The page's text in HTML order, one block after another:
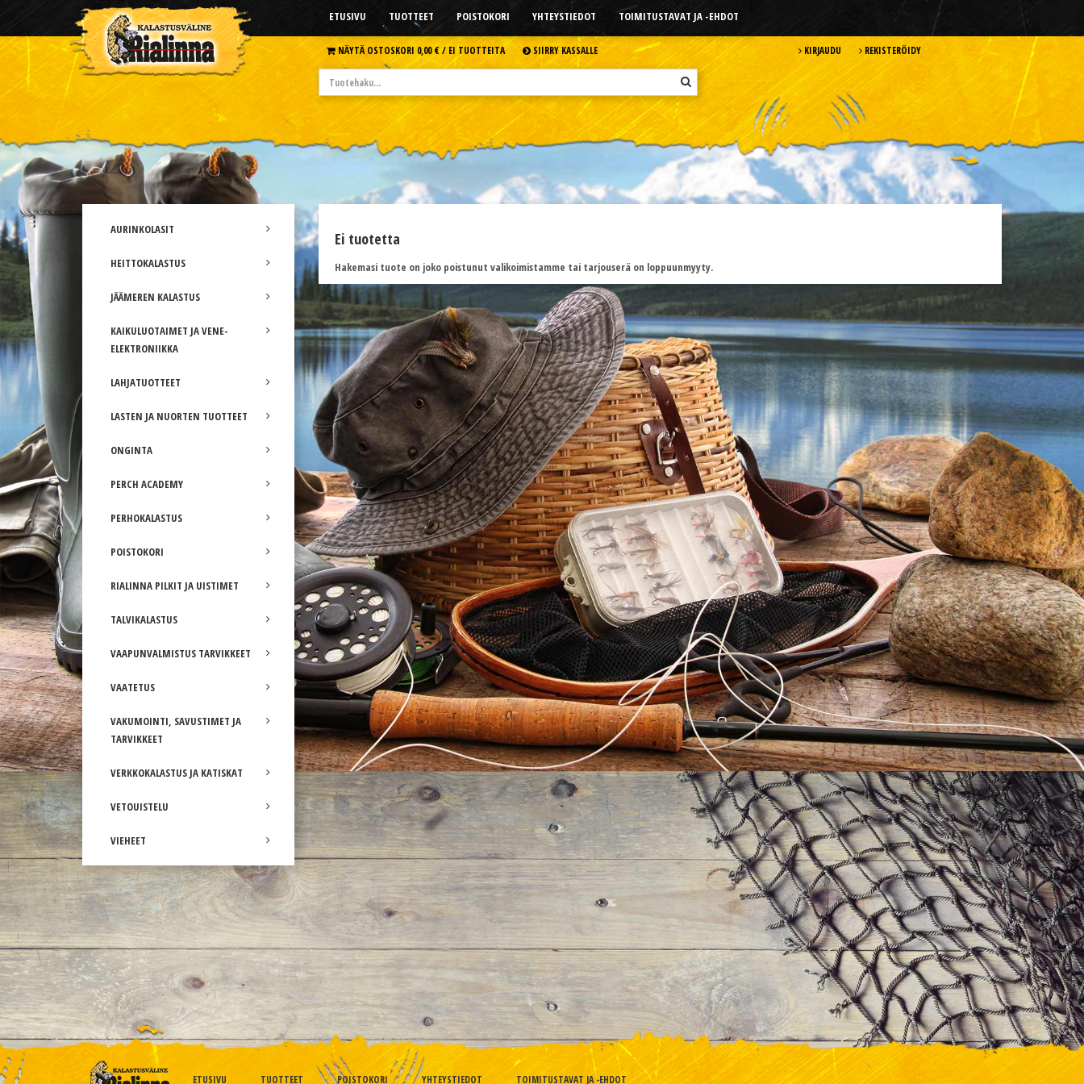
ETUSIVU TUOTTEET POISTOKORI YHTEYSTIEDOT TOIMITUSTAVAT JA -EHDOT
NÄYTÄ OSTOSKORI 0,00 € /EI TUOTTEITA SIIRRY KASSALLE KIRJAUDU REKISTERÖIDY
AURINKOLASIT
HEITTOKALASTUS
JÄÄMEREN KALASTUS
KAIKULUOTAIMET JA VENE-
ELEKTRONIIKKA
LAHJATUOTTEET
LASTEN JA NUORTEN TUOTTEET
ONGINTA
PERCH ACADEMY
PERHOKALASTUS
POISTOKORI
RIALINNA PILKIT JA UISTIMET
TALVIKALASTUS
VAAPUNVALMISTUS TARVIKKEET
VAATETUS
VAKUMOINTI, SAVUSTIMET JA
TARVIKKEET
VERKKOKALASTUS JA KATISKAT
VETOUISTELU
VIEHEET
Ei tuotetta
Hakemasi tuote on joko poistunut valikoimistamme tai tarjouserä on loppuunmyyty.
ETUSIVU TUOTTEET POISTOKORI YHTEYSTIEDOT TOIMITUSTAVAT JA -EHDOT